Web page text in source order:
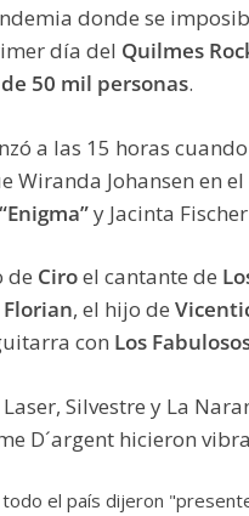
donde se
día del Quilmes
50 mil personas.
a las 15 horas
Wiranda Johansen en el
“Enigma”y Jacinta
de Ciroel cantante de
Florian, el hijo de
con Los
Silvestre y La
D´argent hicieron